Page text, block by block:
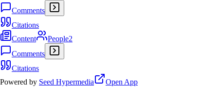
Comments
Citations
Content
People2
Comments
Citations
Powered by Seed Hypermedia Open App